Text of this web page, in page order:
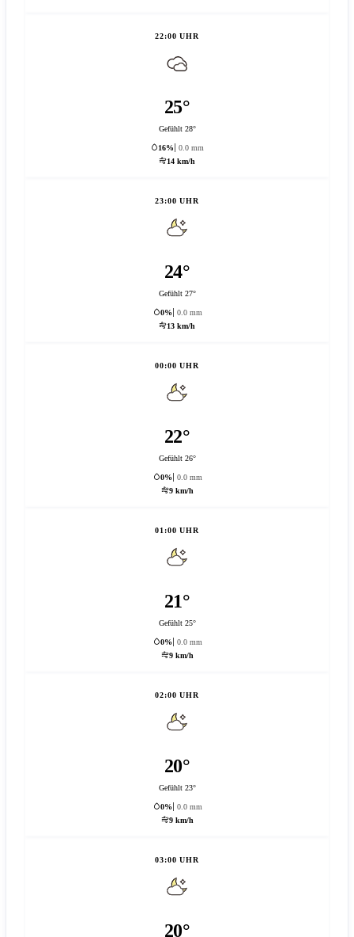
22:00 UHR
25°
Gefühlt 28°
16%
0.0 mm
14 km/h
23:00 UHR
24°
Gefühlt 27°
0%
0.0 mm
13 km/h
00:00 UHR
22°
Gefühlt 26°
0%
0.0 mm
9 km/h
01:00 UHR
21°
Gefühlt 25°
0%
0.0 mm
9 km/h
02:00 UHR
20°
Gefühlt 23°
0%
0.0 mm
9 km/h
03:00 UHR
20°